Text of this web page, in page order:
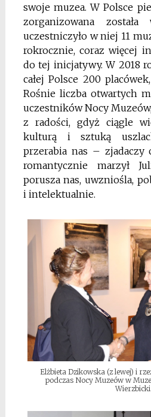
swoje muzea. W Polsce
zorganizowana
uczestniczyło w niej 11
rokrocznie, coraz więcej
do tej inicjatywy. W 2018
całej Polsce 200
Rośnie liczba otwartych
uczestników Nocy
z radości, gdyż ciągle
kulturą i sztuką
przerabia nas – zjadaczy
romantycznie marzył
porusza nas, uwzniośla,
i intelektualnie.
Elżbieta Dzikowska (z lewej) i
podczas Nocy Muzeów w
Wierzbicki.